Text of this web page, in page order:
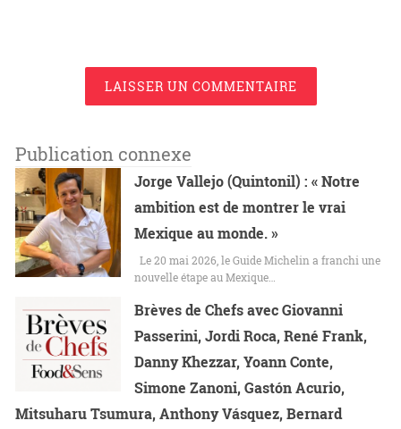
LAISSER UN COMMENTAIRE
Publication connexe
Jorge Vallejo (Quintonil) : « Notre
ambition est de montrer le vrai
Mexique au monde. »
Le 20 mai 2026, le Guide Michelin a franchi une
nouvelle étape au Mexique…
Brèves de Chefs avec Giovanni
Passerini, Jordi Roca, René Frank,
Danny Khezzar, Yoann Conte,
Simone Zanoni, Gastón Acurio,
Mitsuharu Tsumura, Anthony Vásquez, Bernard